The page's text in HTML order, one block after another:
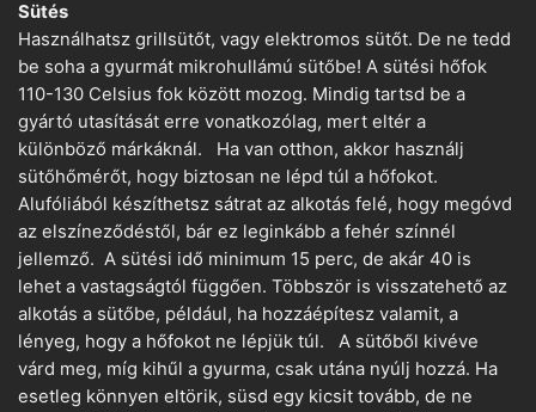
Sütés
Használhatsz grillsütőt, vagy elektromos sütőt. De ne tedd
be soha a gyurmát mikrohullámú sütőbe! A sütési hőfok
110-130 Celsius fok között mozog. Mindig tartsd be a
gyártó utasítását erre vonatkozólag, mert eltér a
különböző márkáknál. Ha van otthon, akkor használj
sütőhőmérőt, hogy biztosan ne lépd túl a hőfokot.
Alufóliából készíthetsz sátrat az alkotás felé, hogy megóvd
az elszíneződéstől, bár ez leginkább a fehér színnél
jellemző. A sütési idő minimum 15 perc, de akár 40 is
lehet a vastagságtól függően. Többször is visszatehető az
alkotás a sütőbe, például, ha hozzáépítesz valamit, a
lényeg, hogy a hőfokot ne lépjük túl. A sütőből kivéve
várd meg, míg kihűl a gyurma, csak utána nyúlj hozzá. Ha
esetleg könnyen eltörik, süsd egy kicsit tovább, de ne